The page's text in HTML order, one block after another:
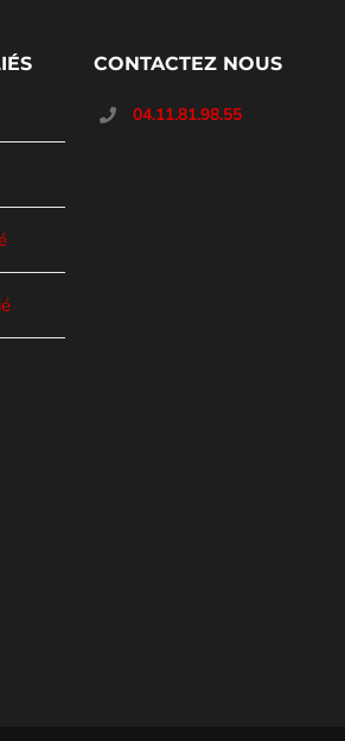
CONTACTEZ NOUS
04.11.81.98.55